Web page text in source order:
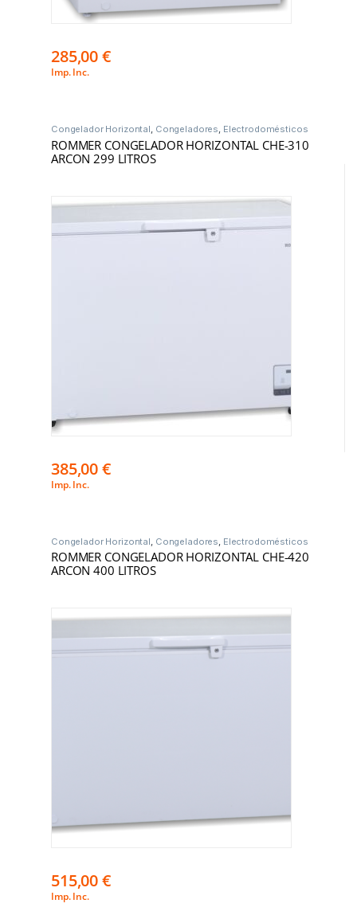
285,00€
Imp. Inc.
Congelador Horizontal Congeladores Electrodomésticos
ROMMER CONGELADOR HORIZONTAL CHE-310
ARCON 299 LITROS
385,00€
Imp. Inc.
Congelador Horizontal Congeladores Electrodomésticos
ROMMER CONGELADOR HORIZONTAL CHE-420
ARCON 400 LITROS
515,00€
Imp. Inc.